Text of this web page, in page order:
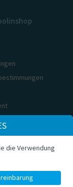
die Verwendung